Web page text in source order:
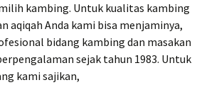
kambing. Untuk kualitas kambing
aqiqah Anda kami bisa menjaminya,
bidang kambing dan masakan
sejak tahun 1983. Untuk
kami sajikan,